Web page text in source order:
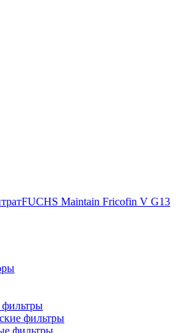
FUCHS Maintain Fricofin V G13
фильтры
фильтры